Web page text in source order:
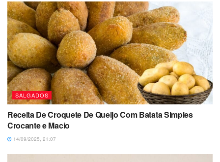
SALGADOS
Receita De Croquete De Queijo Com Batata Simples
Crocante e Macio
14/09/2025, 21:07